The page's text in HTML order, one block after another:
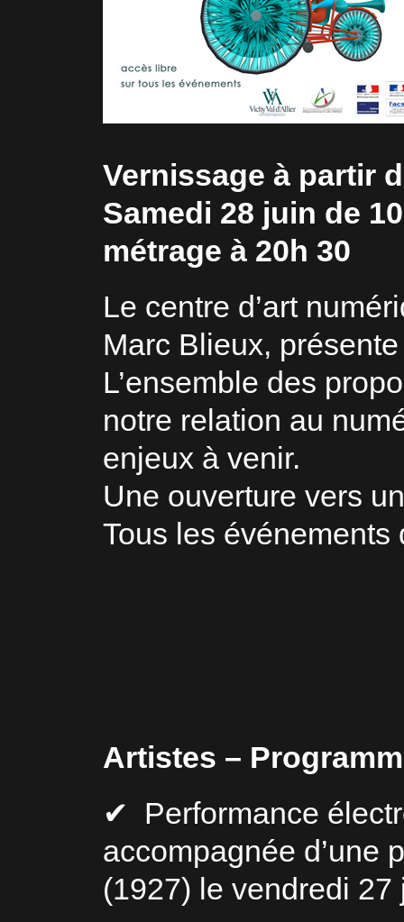
Vernissage à partir
Samedi 28 juin de
métrage à 20h 30
Le centre d’art
Marc Blieux,
L’ensemble des
notre relation au
enjeux à venir.
Une ouverture vers
Tous les
Artistes –
✔ Performance
accompagnée d’une
(1927) le vendredi